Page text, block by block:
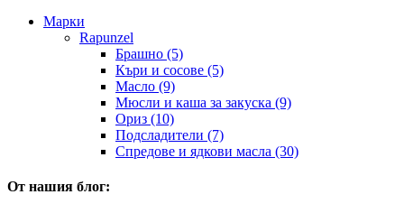
Марки
Rapunzel
Брашно (5)
Къри и сосове (5)
Масло (9)
Мюсли и каша за закуска (9)
Ориз (10)
Подсладители (7)
Спредове и ядкови масла (30)
От нашия блог: